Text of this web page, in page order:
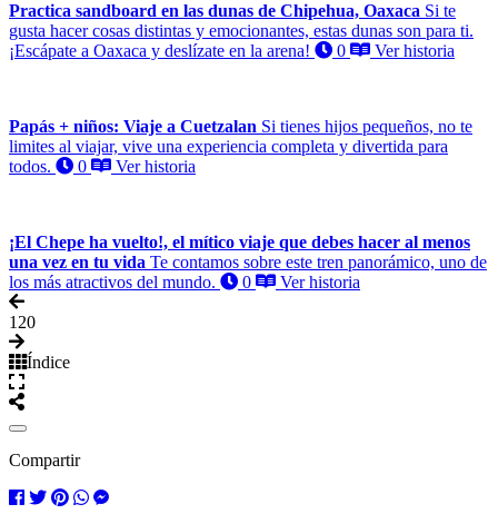
Practica sandboard en las dunas de Chipehua, Oaxaca Si te
gusta hacer cosas distintas y emocionantes, estas dunas son para ti.
¡Escápate a Oaxaca y deslízate en la arena!
0 Ver historia
Papás + niños: Viaje a Cuetzalan Si tienes hijos pequeños, no te
limites al viajar, vive una experiencia completa y divertida para
todos.
0 Ver historia
¡El Chepe ha vuelto!, el mítico viaje que debes hacer al menos
una vez en tu vida Te contamos sobre este tren panorámico, uno de
los más atractivos del mundo.
0 Ver historia
1 20
Índice
Compartir